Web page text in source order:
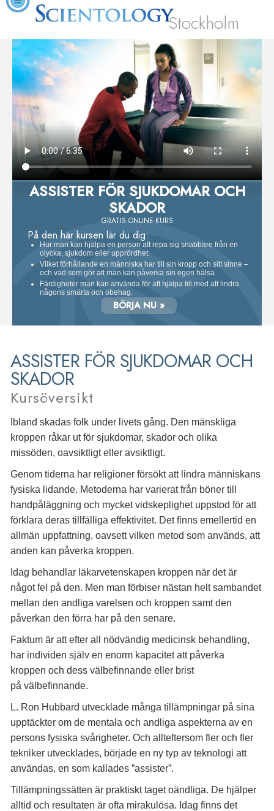
Stockholm
ASSISTER FÖR SJUKDOMAR OCH
SKADOR
GRATIS ONLINE-KURS
På den här kursen lär du dig:
Hur man kan hjälpa en person att repa sig snabbare från en
olycka, sjukdom eller upprördhet.
Vilket förhållande en människa har till sin kropp och sitt sinne –
och vad som gör att man kan påverka sin egen hälsa.
Färdigheter man kan använda för att hjälpa till med att lindra
någons smärta och obehag.
BÖRJA NU »
ASSISTER FÖR SJUKDOMAR OCH
SKADOR
Kursöversikt
Ibland skadas folk under livets gång. Den mänskliga
kroppen råkar ut för sjukdomar, skador och olika
missöden, oavsiktligt eller avsiktligt.
Genom tiderna har religioner försökt att lindra människans
fysiska lidande. Metoderna har varierat från böner till
handpåläggning och mycket vidskeplighet uppstod för att
förklara deras tillfälliga effektivitet. Det finns emellertid en
allmän uppfattning, oavsett vilken metod som används, att
anden kan påverka kroppen.
Idag behandlar läkarvetenskapen kroppen när det är
något fel på den. Men man förbiser nästan helt sambandet
mellan den andliga varelsen och kroppen samt den
påverkan den förra har på den senare.
Faktum är att efter all nödvändig medicinsk behandling,
har individen själv en enorm kapacitet att påverka
kroppen och dess välbefinnande eller brist
på välbefinnande.
L. Ron Hubbard utvecklade många tillämpningar på sina
upptäckter om de mentala och andliga aspekterna av en
persons fysiska svårigheter. Och allteftersom fler och fler
tekniker utvecklades, började en ny typ av teknologi att
användas, en som kallades ”assister”.
Tillämpningssätten är praktiskt taget oändliga. De hjälper
alltid och resultaten är ofta mirakulösa. Idag finns det